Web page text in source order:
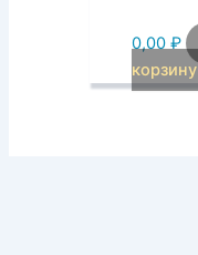
0,00 ₽
корзину